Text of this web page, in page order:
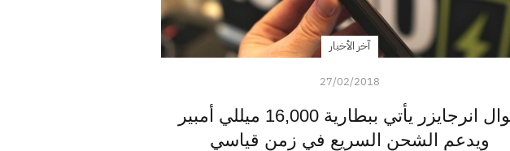
آخر الأخبار
27/02/2018
جوال انرجايزر يأتي ببطارية 16,000 ميللي أمبير
ويدعم الشحن السريع في زمن قياسي